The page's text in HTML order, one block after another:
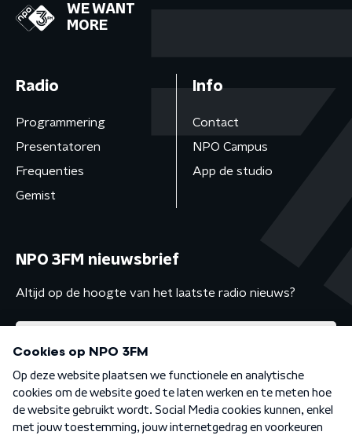
WE WANT
MORE
Radio
Programmering
Presentatoren
Frequenties
Gemist
Info
Contact
NPO Campus
App de studio
NPO 3FM nieuwsbrief
Altijd op de hoogte van het laatste radio nieuws?
Algemene voorwaarden Privacybeleid